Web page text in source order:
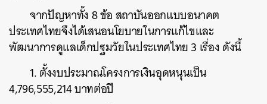
จากปัญหาทั้ง 8 ข้อ สถาบันออกแบบอนาคต
ประเทศไทยจึงได้เสนอนโยบายในการแก้ไขและ
พัฒนาการดูแลเด็กปฐมวัยในประเทศไทย 3 เรื่อง ดังนี้
1. ตั้งงบประมาณโครงการเงินอุดหนุนเป็น
4,796,555,214 บาทต่อปี